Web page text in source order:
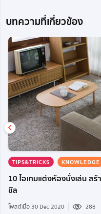
บทความที่เกี่ยวข้อง
TIPS&TRICKS KNOWLEDGE
10 ไอเทมแต่งห้องนั่งเล่น ส
ชิล
โพสต์เมื่อ 30 Dec 2020 288